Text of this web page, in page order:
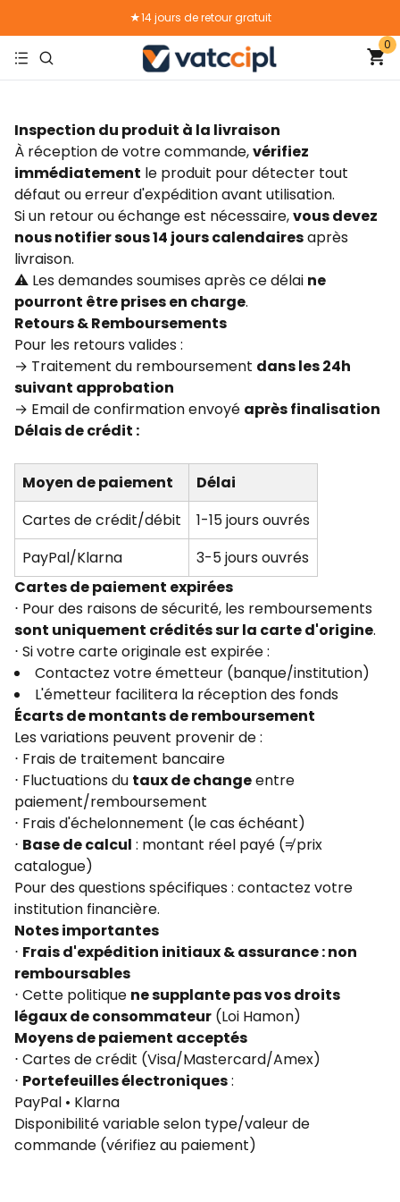
★14 jours de retour gratuit
★Livraison gratuite
0
Inspection du produit à la livraison
À réception de votre commande,vérifiez
immédiatement le produit pour détecter tout
défaut ou erreur d'expédition avant utilisation.
Si un retour ou échange est nécessaire,vous devez
nous notifier sous 14 jours calendairesaprès
livraison.
⚠️ Les demandes soumises après ce délai ne
pourront être prises en charge.
Retours & Remboursements
Pour les retours valides :
→ Traitement du remboursement dans les 24h
suivant approbation
→ Email de confirmation envoyé après finalisation
Délais de crédit :
Moyen de paiement
Délai
Cartes de crédit/débit
1-15 jours ouvrés
PayPal/Klarna
3-5 jours ouvrés
Cartes de paiement expirées
⋅ Pour des raisons de sécurité, les remboursements
sont uniquement crédités sur la carte d'origine.
⋅ Si votre carte originale est expirée :
Contactez votre émetteur (banque/institution)
L'émetteur facilitera la réception des fonds
Écarts de montants de remboursement
Les variations peuvent provenir de :
⋅ Frais de traitement bancaire
⋅ Fluctuations du taux de changeentre
paiement/remboursement
⋅ Frais d'échelonnement (le cas échéant)
⋅ Base de calcul : montant réel payé (≠ prix
catalogue)
Pour des questions spécifiques : contactez votre
institution financière.
Notes importantes
⋅ Frais d'expédition initiaux & assurance : non
remboursables
⋅ Cette politique ne supplante pas vos droits
légaux de consommateur (Loi Hamon)
Moyens de paiement acceptés
⋅ Cartes de crédit (Visa/Mastercard/Amex)
⋅ Portefeuilles électroniques:
PayPal • Klarna
Disponibilité variable selon type/valeur de
commande (vérifiez au paiement)